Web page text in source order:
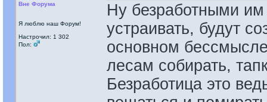
Вне Форума
Я люблю наш Форум!
Настрочил: 1 302
Пол:
Ну безработными
устраивать, будут
основном
лесам собирать,
Безработица это